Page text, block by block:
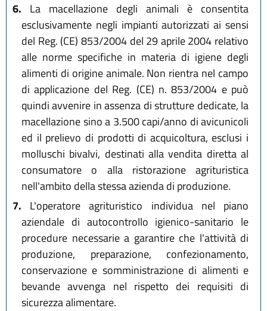
6. La macellazione degli animali è consentita
esclusivamente negli impianti autorizzati ai sensi
del Reg. (CE) 853/2004 del 29 aprile 2004 relativo
alle norme specifiche in materia di igiene degli
alimenti di origine animale. Non rientra nel campo
di applicazione del Reg. (CE) n. 853/2004 e può
quindi avvenire in assenza di strutture dedicate, la
macellazione sino a 3.500 capi/anno di avicunicoli
ed il prelievo di prodotti di acquicoltura, esclusi i
molluschi bivalvi, destinati alla vendita diretta al
consumatore o alla ristorazione agrituristica
nell'ambito della stessa azienda di produzione.
7. L'operatore agrituristico individua nel piano
aziendale di autocontrollo igienico-sanitario le
procedure necessarie a garantire che l'attività di
produzione, preparazione, confezionamento,
conservazione e somministrazione di alimenti e
bevande avvenga nel rispetto dei requisiti di
sicurezza alimentare.